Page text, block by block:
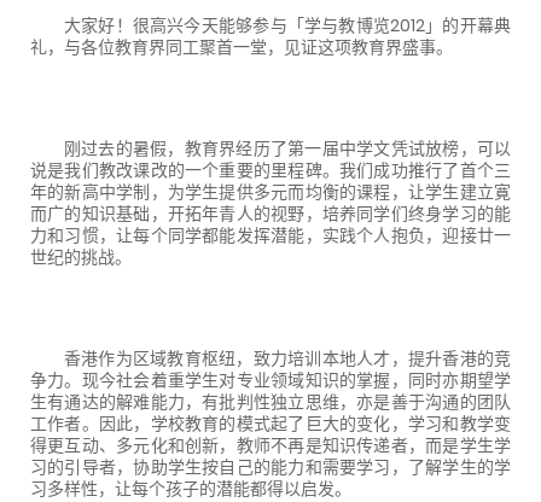
大家好！很高兴今天能够参与「学与教博览2012」的开幕典
礼，与各位教育界同工聚首一堂，见证这项教育界盛事。
刚过去的暑假，教育界经历了第一届中学文凭试放榜，可以
说是我们教改课改的一个重要的里程碑。我们成功推行了首个三
年的新高中学制，为学生提供多元而均衡的课程，让学生建立寛
而广的知识基础，开拓年青人的视野，培养同学们终身学习的能
力和习惯，让每个同学都能发挥潜能，实践个人抱负，迎接廿一
世纪的挑战。
香港作为区域教育枢纽，致力培训本地人才，提升香港的竞
争力。现今社会着重学生对专业领域知识的掌握，同时亦期望学
生有通达的解难能力，有批判性独立思维，亦是善于沟通的团队
工作者。因此，学校教育的模式起了巨大的变化，学习和教学变
得更互动、多元化和创新，教师不再是知识传递者，而是学生学
习的引导者，协助学生按自己的能力和需要学习，了解学生的学
习多样性，让每个孩子的潜能都得以启发。